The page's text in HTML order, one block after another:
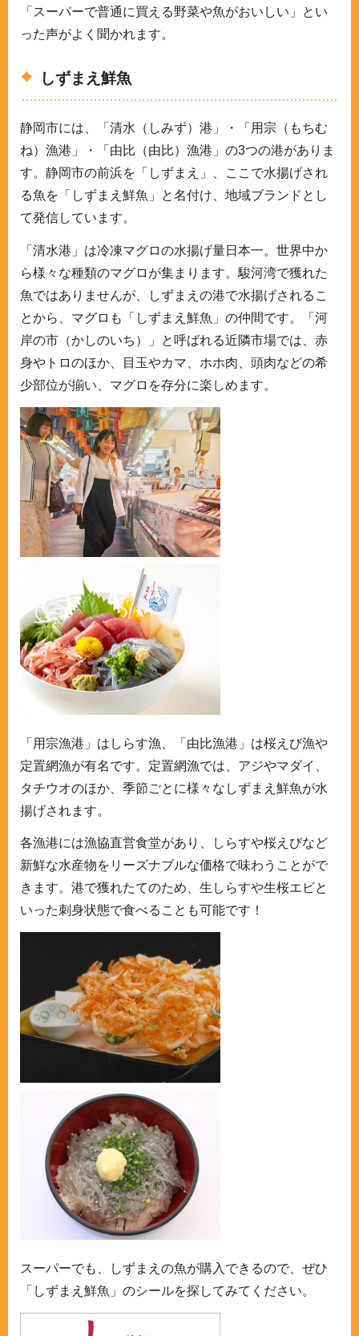
「スーパーで普通に買える野菜や魚がおいしい」とい
った声がよく聞かれます。
しずまえ鮮魚
静岡市には、「清水（しみず）港」・「用宗（もちむ
ね）漁港」・「由比（由比）漁港」の3つの港がありま
す。静岡市の前浜を「しずまえ」、ここで水揚げされ
る魚を「しずまえ鮮魚」と名付け、地域ブランドとし
て発信しています。
「清水港」は冷凍マグロの水揚げ量日本一。世界中か
ら様々な種類のマグロが集まります。駿河湾で獲れた
魚ではありませんが、しずまえの港で水揚げされるこ
とから、マグロも「しずまえ鮮魚」の仲間です。「河
岸の市（かしのいち）」と呼ばれる近隣市場では、赤
身やトロのほか、目玉やカマ、ホホ肉、頭肉などの希
少部位が揃い、マグロを存分に楽しめます。
「用宗漁港」はしらす漁、「由比漁港」は桜えび漁や
定置網漁が有名です。定置網漁では、アジやマダイ、
タチウオのほか、季節ごとに様々なしずまえ鮮魚が水
揚げされます。
各漁港には漁協直営食堂があり、しらすや桜えびなど
新鮮な水産物をリーズナブルな価格で味わうことがで
きます。港で獲れたてのため、生しらすや生桜エビと
いった刺身状態で食べることも可能です！
スーパーでも、しずまえの魚が購入できるので、ぜひ
「しずまえ鮮魚」のシールを探してみてください。